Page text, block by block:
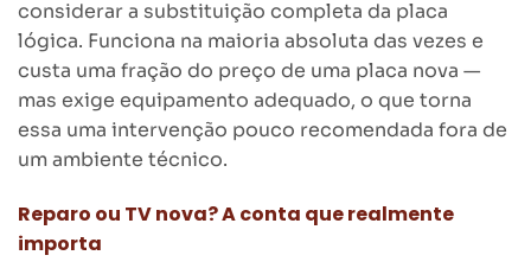
considerar a substituição completa da placa
lógica. Funciona na maioria absoluta das vezes e
custa uma fração do preço de uma placa nova —
mas exige equipamento adequado, o que torna
essa uma intervenção pouco recomendada fora de
um ambiente técnico.
Reparo ou TV nova? A conta que realmente
importa